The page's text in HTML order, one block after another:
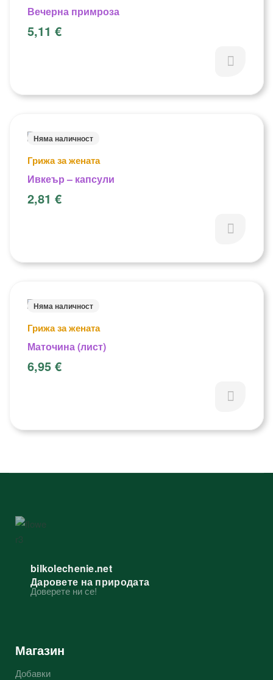
Вечерна примроза
5,11 €
Няма наличност
Грижа за жената
Ивкеър – капсули
2,81 €
Няма наличност
Грижа за жената
Маточина (лист)
6,95 €
Магазин
Добавки
bilkolechenie.net
Даровете на природата
Доверете ни се!